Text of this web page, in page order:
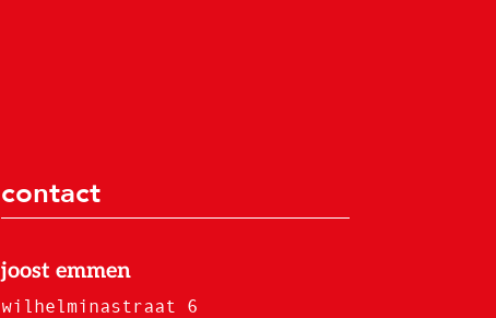
contact
joost emmen
wilhelminastraat 6